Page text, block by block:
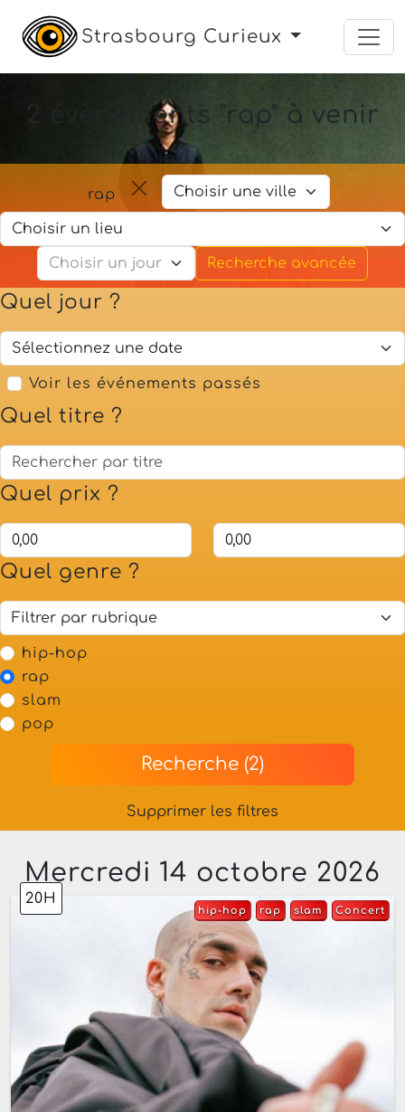
Strasbourg Curieux
2 évènements "rap" à venir
rap
Recherche avancée
Quel jour ?
Voir les événements passés
Quel titre ?
Quel prix ?
Quel genre ?
hip-hop
rap
slam
pop
Recherche (2)
Supprimer les filtres
Mercredi 14 octobre 2026
20H
Concert
slam
rap
hip-hop